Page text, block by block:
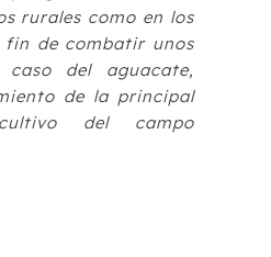
rurales como en los
de combatir unos
del aguacate,
de la principal
del campo